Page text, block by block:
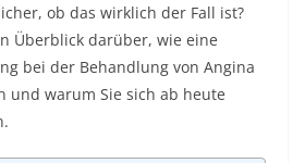
ob das wirklich der Fall ist?
Überblick darüber, wie eine
bei der Behandlung von Angina
und warum Sie sich ab heute